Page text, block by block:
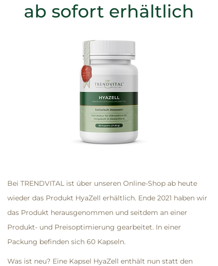
ab sofort erhältlich
Bei TRENDVITAL ist über unseren Online-Shop ab heute
wieder das Produkt HyaZell erhältlich. Ende 2021 haben wir
das Produkt herausgenommen und seitdem an einer
Produkt- und Preisoptimierung gearbeitet. In einer
Packung befinden sich 60 Kapseln.
Was ist neu? Eine Kapsel HyaZell enthält nun statt den